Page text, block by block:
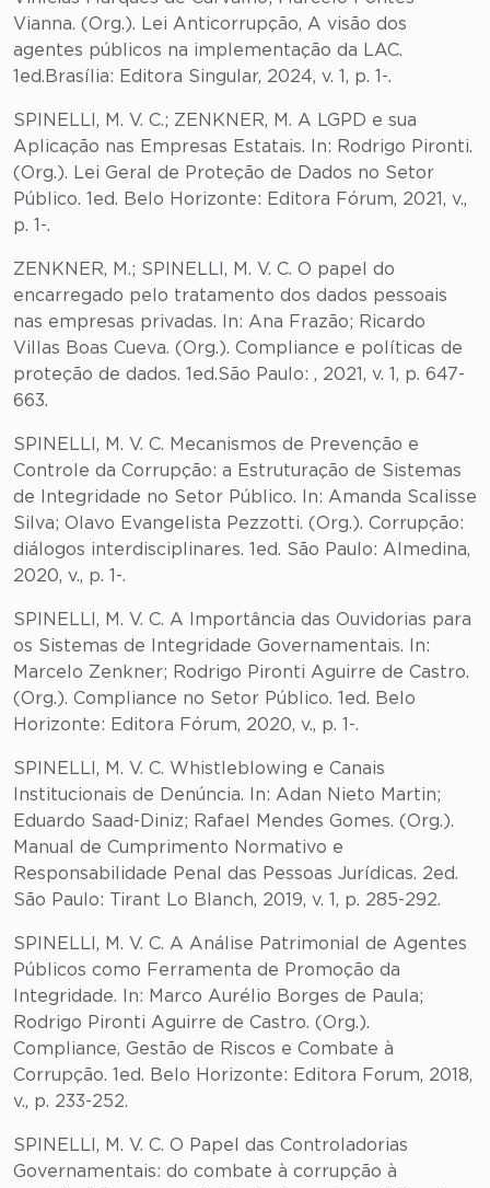
Vianna. (Org.). Lei Anticorrupção, A visão dos
agentes públicos na implementação da LAC.
1ed.Brasília: Editora Singular, 2024, v. 1, p. 1-.
SPINELLI, M. V. C.; ZENKNER, M. A LGPD e sua
Aplicação nas Empresas Estatais. In: Rodrigo Pironti.
(Org.). Lei Geral de Proteção de Dados no Setor
Público. 1ed. Belo Horizonte: Editora Fórum, 2021, v.,
p. 1-.
ZENKNER, M.; SPINELLI, M. V. C. O papel do
encarregado pelo tratamento dos dados pessoais
nas empresas privadas. In: Ana Frazão; Ricardo
Villas Boas Cueva. (Org.). Compliance e políticas de
proteção de dados. 1ed.São Paulo: , 2021, v. 1, p. 647-
663.
SPINELLI, M. V. C. Mecanismos de Prevenção e
Controle da Corrupção: a Estruturação de Sistemas
de Integridade no Setor Público. In: Amanda Scalisse
Silva; Olavo Evangelista Pezzotti. (Org.). Corrupção:
diálogos interdisciplinares. 1ed. São Paulo: Almedina,
2020, v., p. 1-.
SPINELLI, M. V. C. A Importância das Ouvidorias para
os Sistemas de Integridade Governamentais. In:
Marcelo Zenkner; Rodrigo Pironti Aguirre de Castro.
(Org.). Compliance no Setor Público. 1ed. Belo
Horizonte: Editora Fórum, 2020, v., p. 1-.
SPINELLI, M. V. C. Whistleblowing e Canais
Institucionais de Denúncia. In: Adan Nieto Martin;
Eduardo Saad-Diniz; Rafael Mendes Gomes. (Org.).
Manual de Cumprimento Normativo e
Responsabilidade Penal das Pessoas Jurídicas. 2ed.
São Paulo: Tirant Lo Blanch, 2019, v. 1, p. 285-292.
SPINELLI, M. V. C. A Análise Patrimonial de Agentes
Públicos como Ferramenta de Promoção da
Integridade. In: Marco Aurélio Borges de Paula;
Rodrigo Pironti Aguirre de Castro. (Org.).
Compliance, Gestão de Riscos e Combate à
Corrupção. 1ed. Belo Horizonte: Editora Forum, 2018,
v., p. 233-252.
SPINELLI, M. V. C. O Papel das Controladorias
Governamentais: do combate à corrupção à